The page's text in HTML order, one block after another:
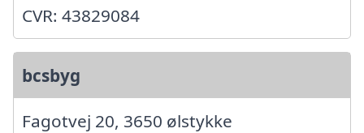
CVR: 43829084
bcsbyg
Fagotvej 20, 3650 ølstykke